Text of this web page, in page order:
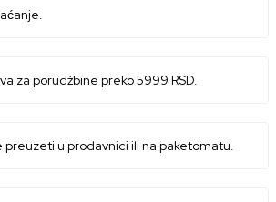
za porudžbine preko 5999 RSD.
preuzeti u prodavnici ili na paketomatu.